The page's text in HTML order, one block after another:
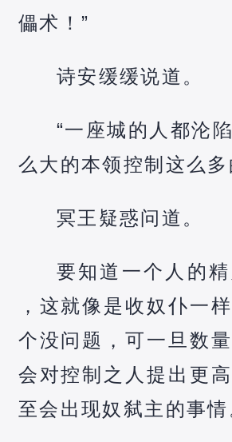
儡术！”
诗安缓缓说道。
“一座城的人都沦
么大的本领控制这么多
冥王疑惑问道。
要知道一个人的
，这就像是收奴仆一
个没问题，可一旦数
会对控制之人提出更
至会出现奴弑主的事情